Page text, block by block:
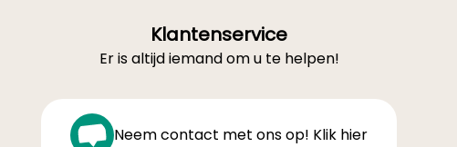
Klantenservice
Er is altijd iemand om u te helpen!
Neem contact met ons op! Klik hier